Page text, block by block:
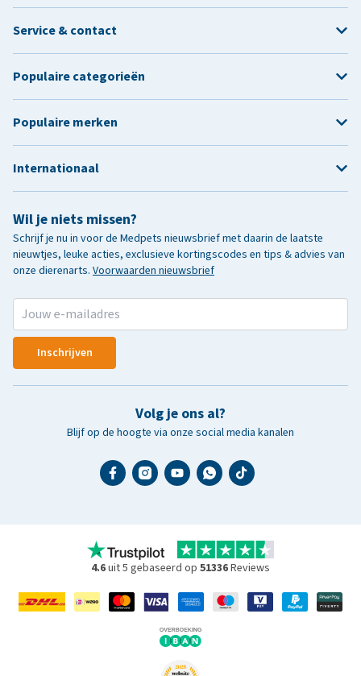
Wil je niets missen?
Schrijf je nu in voor de Medpets nieuwsbrief met daarin de laatste
nieuwtjes, leuke acties, exclusieve kortingscodes en tips & advies van
onze dierenarts. Voorwaarden nieuwsbrief
Inschrijven
Volg je ons al?
Blijf op de hoogte via onze social media kanalen
Service & contact
Populaire categorieën
Populaire merken
Internationaal
4.6uit 5 gebaseerd op 51336Reviews